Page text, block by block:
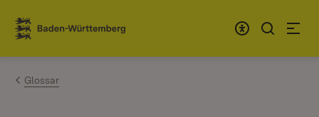
Zum Inhalt springen
Link zur Startseite
Glossar